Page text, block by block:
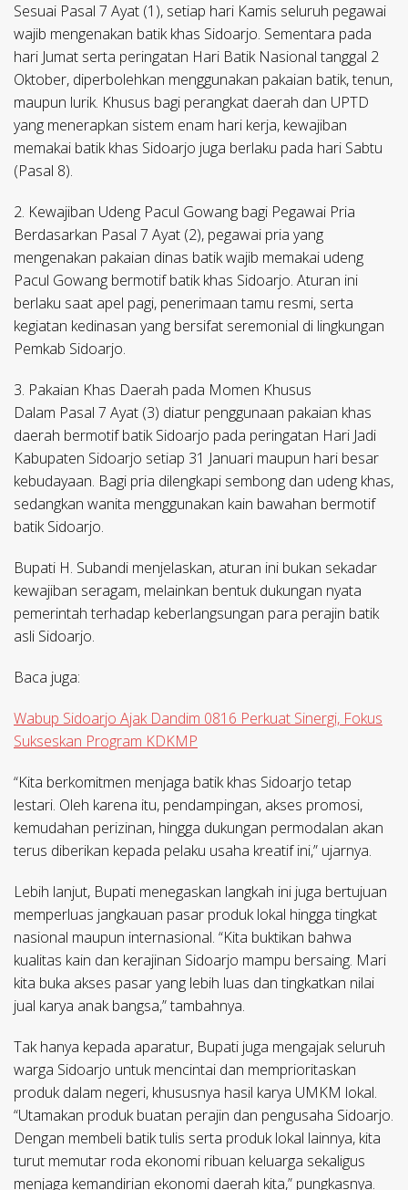
Sesuai Pasal 7 Ayat (1), setiap hari Kamis seluruh pegawai
wajib mengenakan batik khas Sidoarjo. Sementara pada
hari Jumat serta peringatan Hari Batik Nasional tanggal 2
Oktober, diperbolehkan menggunakan pakaian batik, tenun,
maupun lurik. Khusus bagi perangkat daerah dan UPTD
yang menerapkan sistem enam hari kerja, kewajiban
memakai batik khas Sidoarjo juga berlaku pada hari Sabtu
(Pasal 8).
2. Kewajiban Udeng Pacul Gowang bagi Pegawai Pria
Berdasarkan Pasal 7 Ayat (2), pegawai pria yang
mengenakan pakaian dinas batik wajib memakai udeng
Pacul Gowang bermotif batik khas Sidoarjo. Aturan ini
berlaku saat apel pagi, penerimaan tamu resmi, serta
kegiatan kedinasan yang bersifat seremonial di lingkungan
Pemkab Sidoarjo.
3. Pakaian Khas Daerah pada Momen Khusus
Dalam Pasal 7 Ayat (3) diatur penggunaan pakaian khas
daerah bermotif batik Sidoarjo pada peringatan Hari Jadi
Kabupaten Sidoarjo setiap 31 Januari maupun hari besar
kebudayaan. Bagi pria dilengkapi sembong dan udeng khas,
sedangkan wanita menggunakan kain bawahan bermotif
batik Sidoarjo.
Bupati H. Subandi menjelaskan, aturan ini bukan sekadar
kewajiban seragam, melainkan bentuk dukungan nyata
pemerintah terhadap keberlangsungan para perajin batik
asli Sidoarjo.
Baca juga:
Wabup Sidoarjo Ajak Dandim 0816 Perkuat Sinergi, Fokus
Sukseskan Program KDKMP
“Kita berkomitmen menjaga batik khas Sidoarjo tetap
lestari. Oleh karena itu, pendampingan, akses promosi,
kemudahan perizinan, hingga dukungan permodalan akan
terus diberikan kepada pelaku usaha kreatif ini,” ujarnya.
Lebih lanjut, Bupati menegaskan langkah ini juga bertujuan
memperluas jangkauan pasar produk lokal hingga tingkat
nasional maupun internasional. “Kita buktikan bahwa
kualitas kain dan kerajinan Sidoarjo mampu bersaing. Mari
kita buka akses pasar yang lebih luas dan tingkatkan nilai
jual karya anak bangsa,” tambahnya.
Tak hanya kepada aparatur, Bupati juga mengajak seluruh
warga Sidoarjo untuk mencintai dan memprioritaskan
produk dalam negeri, khususnya hasil karya UMKM lokal.
“Utamakan produk buatan perajin dan pengusaha Sidoarjo.
Dengan membeli batik tulis serta produk lokal lainnya, kita
turut memutar roda ekonomi ribuan keluarga sekaligus
menjaga kemandirian ekonomi daerah kita,” pungkasnya.